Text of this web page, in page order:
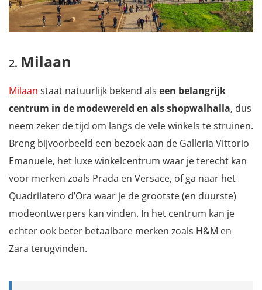
Milaan
Milaan staat natuurlijk bekend als een belangrijk
centrum in de modewereld en als shopwalhalla, dus
neem zeker de tijd om langs de vele winkels te struinen.
Breng bijvoorbeeld een bezoek aan de Galleria Vittorio
Emanuele, het luxe winkelcentrum waar je terecht kan
voor merken zoals Prada en Versace, of ga naar het
Quadrilatero d’Ora waar je de grootste (en duurste)
modeontwerpers kan vinden. In het centrum kan je
echter ook beter betaalbare merken zoals H&M en
Zara terugvinden.